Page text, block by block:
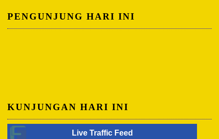
PENGUNJUNG HARI INI
KUNJUNGAN HARI INI
Live Traffic Feed